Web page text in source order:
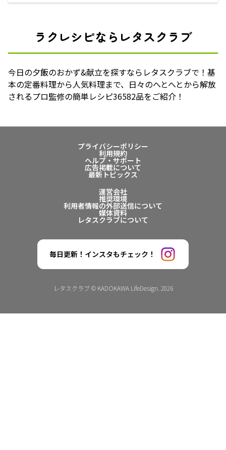
ラクレシピならレタスクラブ
今日の夕飯のおかず&献立を探すならレタスクラブで！基
本の定番料理から人気料理まで、日々のへとへとから解放
されるプロ監修の簡単レシピ36582品をご紹介！
プライバシーポリシー
利用規約
ヘルプ・サポート
広告掲載について
最新トピックス
運営会社
推奨環境
利用者情報の外部送信について
媒体資料
レタスクラブについて
毎日更新！インスタもチェック！
レタスクラブ © KADOKAWA LifeDesign. 2026